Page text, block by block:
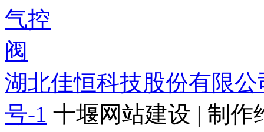
湖北佳恒科技股份有限公
号-1 十堰网站建设 | 制作